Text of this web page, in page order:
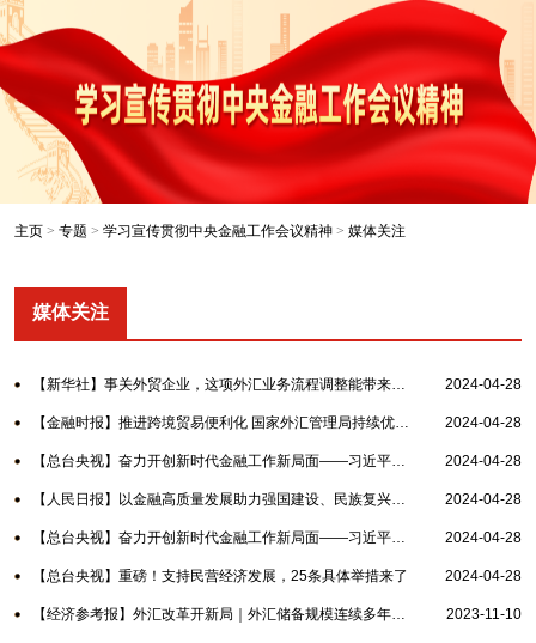
主页 > 专题 > 学习宣传贯彻中央金融工作会议精神 > 媒体关注
媒体关注
2024-04-28
【新华社】事关外贸企业，这项外汇业务流程调整能带来啥好处？
2024-04-28
【金融时报】推进跨境贸易便利化 国家外汇管理局持续优化贸易外汇业务管理
2024-04-28
【总台央视】奋力开创新时代金融工作新局面——习近平总书记在省部级主要领导干部推动...
2024-04-28
【人民日报】以金融高质量发展助力强国建设、民族复兴伟业
2024-04-28
【总台央视】奋力开创新时代金融工作新局面——习近平总书记在省部级主要领导干部推动...
2024-04-28
【总台央视】重磅！支持民营经济发展，25条具体举措来了
2023-11-10
【经济参考报】外汇改革开新局｜外汇储备规模连续多年居世界第一